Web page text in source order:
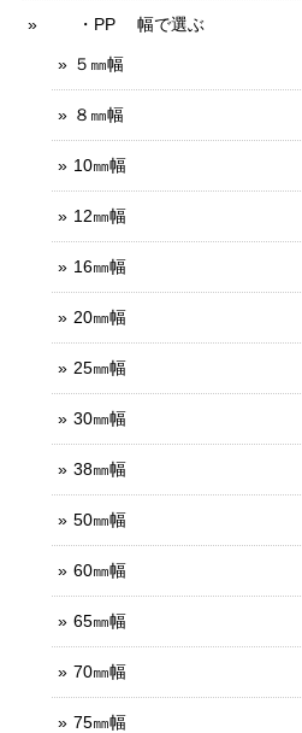
・PP 幅で選ぶ
５㎜幅
８㎜幅
10㎜幅
12㎜幅
16㎜幅
20㎜幅
25㎜幅
30㎜幅
38㎜幅
50㎜幅
60㎜幅
65㎜幅
70㎜幅
75㎜幅